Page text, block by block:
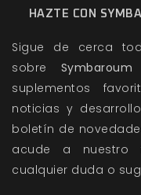
HAZTE CON
Sigue de cerca
sobre Symbaroum
suplementos
noticias y
boletín de
acude a nuestro
cualquier duda o